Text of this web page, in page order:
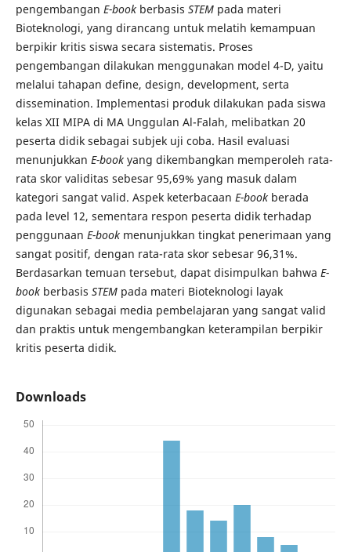
pengembangan E-bookberbasis STEMpada materi
Bioteknologi, yang dirancang untuk melatih kemampuan
berpikir kritis siswa secara sistematis. Proses
pengembangan dilakukan menggunakan model 4-D, yaitu
melalui tahapan define, design, development, serta
dissemination. Implementasi produk dilakukan pada siswa
kelas XII MIPA di MA Unggulan Al-Falah, melibatkan 20
peserta didik sebagai subjek uji coba. Hasil evaluasi
menunjukkan E-bookyang dikembangkan memperoleh rata-
rata skor validitas sebesar 95,69% yang masuk dalam
kategori sangat valid. Aspek keterbacaan E-bookberada
pada level 12, sementara respon peserta didik terhadap
penggunaan E-bookmenunjukkan tingkat penerimaan yang
sangat positif, dengan rata-rata skor sebesar 96,31%.
Berdasarkan temuan tersebut, dapat disimpulkan bahwa E-
bookberbasis STEMpada materi Bioteknologi layak
digunakan sebagai media pembelajaran yang sangat valid
dan praktis untuk mengembangkan keterampilan berpikir
kritis peserta didik.
Downloads